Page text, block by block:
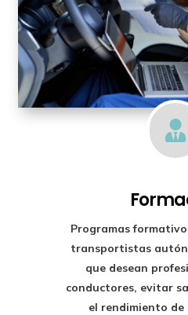

Programas
transportistas
que desean
conductores, evitar
el rendimiento de